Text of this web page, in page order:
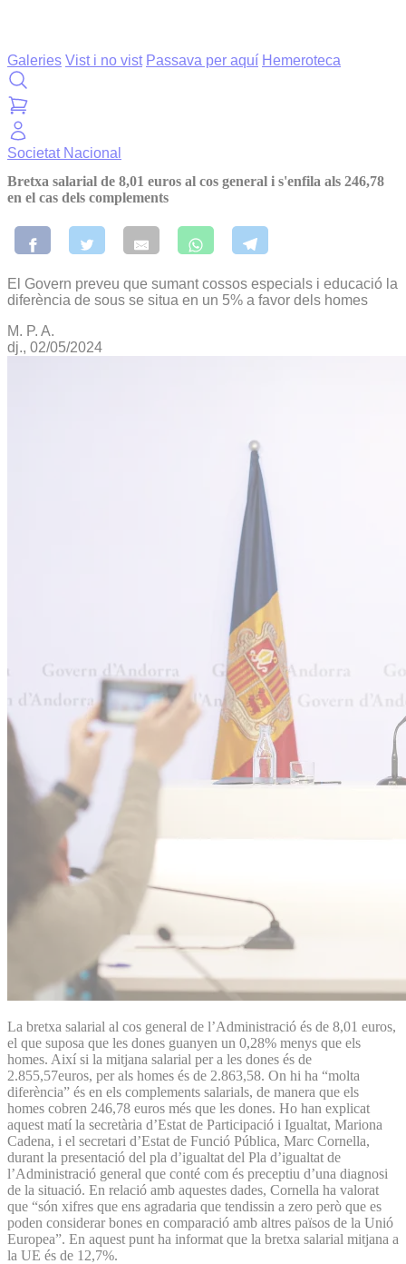
Galeries Vist i no vist Passava per aquí Hemeroteca
Societat Nacional
Bretxa salarial de 8,01 euros al cos general i s'enfila als 246,78
en el cas dels complements
El Govern preveu que sumant cossos especials i educació la
diferència de sous se situa en un 5% a favor dels homes
M. P. A.
dj., 02/05/2024
La bretxa salarial al cos general de l’Administració és de 8,01 euros,
el que suposa que les dones guanyen un 0,28% menys que els
homes. Així si la mitjana salarial per a les dones és de
2.855,57euros, per als homes és de 2.863,58. On hi ha “molta
diferència” és en els complements salarials, de manera que els
homes cobren 246,78 euros més que les dones. Ho han explicat
aquest matí la secretària d’Estat de Participació i Igualtat, Mariona
Cadena, i el secretari d’Estat de Funció Pública, Marc Cornella,
durant la presentació del pla d’igualtat del Pla d’igualtat de
l’Administració general que conté com és preceptiu d’una diagnosi
de la situació. En relació amb aquestes dades, Cornella ha valorat
que “són xifres que ens agradaria que tendissin a zero però que es
poden considerar bones en comparació amb altres països de la Unió
Europea”. En aquest punt ha informat que la bretxa salarial mitjana a
la UE és de 12,7%.